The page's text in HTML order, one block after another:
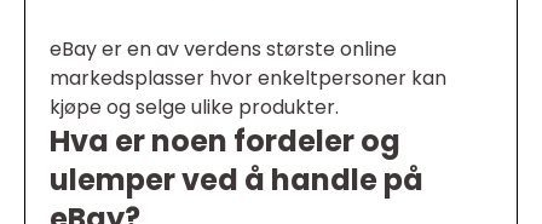
eBay er en av verdens største online
markedsplasser hvor enkeltpersoner kan
kjøpe og selge ulike produkter.
Hva er noen fordeler og
ulemper ved å handle på